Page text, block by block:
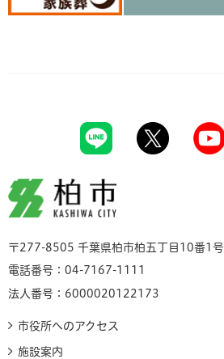
柏市
〒277-8505 千葉県柏市柏五丁目10番1号
電話番号：04-7167-1111
法人番号：6000020122173
市役所へのアクセス
施設案内